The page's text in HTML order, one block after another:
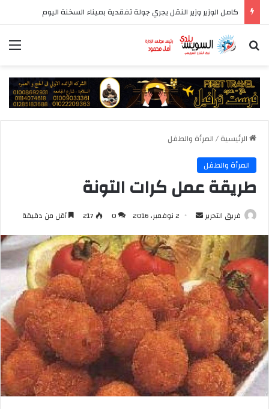
كامل الوزير وزير النقل يجري جولة تفقدية بميناء السخنة اليوم
بحث عن
الرئيسية/المرأة والطفل
المرأة والطفل
طريقة عمل كرات التونة
فريق التحرير
أرسل
إلكترونيا
2 نوفمبر، 2016 0
217 أقل من دقيقة